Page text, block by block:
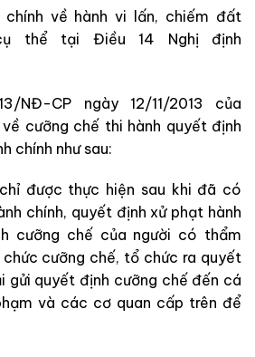
về hành vi lấn, chiếm đất
thể tại Điều 14 Nghị định
NĐ-CP ngày 12/11/2013 của
về cưỡng chế thi hành quyết định
chính như sau:
được thực hiện sau khi đã có
chính, quyết định xử phạt hành
cưỡng chế của người có thẩm
cưỡng chế, tổ chức ra quyết
gửi quyết định cưỡng chế đến cá
và các cơ quan cấp trên để